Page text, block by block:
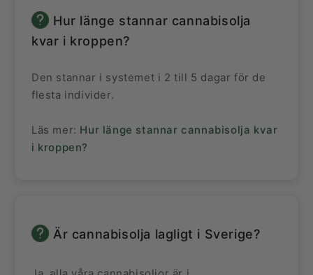
Hur länge stannar cannabisolja
kvar i kroppen?
Den stannar i systemet i 2 till 5 dagar för de
flesta individer.
Läs mer: Hur länge stannar cannabisolja kvar
i kroppen?
Är cannabisolja lagligt i Sverige?